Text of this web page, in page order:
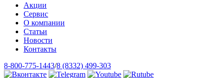
Акции
Сервис
О компании
Статьи
Новости
Контакты
8-800-775-1443/8 (8332) 499-303